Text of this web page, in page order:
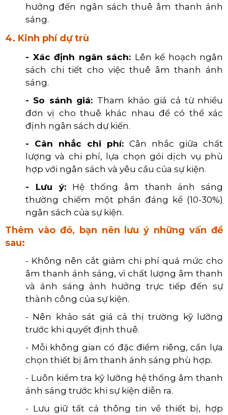
hưởng đến ngân sách thuê âm thanh ánh
sáng.
4. Kinh phí dự trù
- Xác định ngân sách: Lên kế hoạch ngân
sách chi tiết cho việc thuê âm thanh ánh
sáng.
- So sánh giá: Tham khảo giá cả từ nhiều
đơn vị cho thuê khác nhau để có thể xác
định ngân sách dự kiến.
- Cân nhắc chi phí: Cân nhắc giữa chất
lượng và chi phí, lựa chọn gói dịch vụ phù
hợp với ngân sách và yêu cầu của sự kiện.
- Lưu ý: Hệ thống âm thanh ánh sáng
thường chiếm một phần đáng kể (10-30%)
ngân sách của sự kiện.
Thêm vào đó, bạn nên lưu ý những vấn đề
sau:
- Không nên cắt giảm chi phí quá mức cho
âm thanh ánh sáng, vì chất lượng âm thanh
và ánh sáng ảnh hưởng trực tiếp đến sự
thành công của sự kiện.
- Nên khảo sát giá cả thị trường kỹ lưỡng
trước khi quyết định thuê.
- Mỗi không gian có đặc điểm riêng, cần lựa
chọn thiết bị âm thanh ánh sáng phù hợp.
- Luôn kiểm tra kỹ lưỡng hệ thống âm thanh
ánh sáng trước khi sự kiện diễn ra.
- Lưu giữ tất cả thông tin về thiết bị, hợp